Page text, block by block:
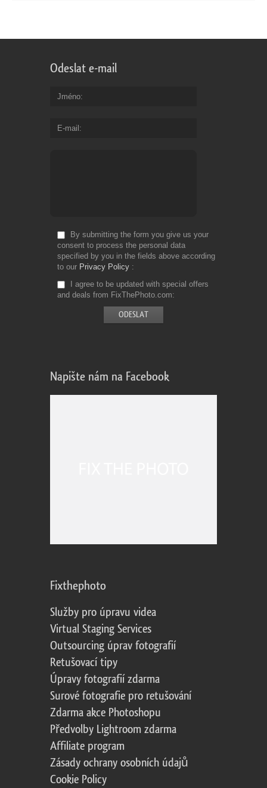
Odeslat e-mail
Jméno
E-mail
By submitting the form you give us your
consent to process the personal data
specified by you in the fields above according
to our Privacy Policy
I agree to be updated with special offers
and deals from FixThePhoto.com
Napište nám na Facebook
Fixthephoto
Služby pro úpravu videa
Virtual Staging Services
Outsourcing úprav fotografií
Retušovací tipy
Úpravy fotografií zdarma
Surové fotografie pro retušování
Zdarma akce Photoshopu
Předvolby Lightroom zdarma
Affiliate program
Zásady ochrany osobních údajů
Cookie Policy